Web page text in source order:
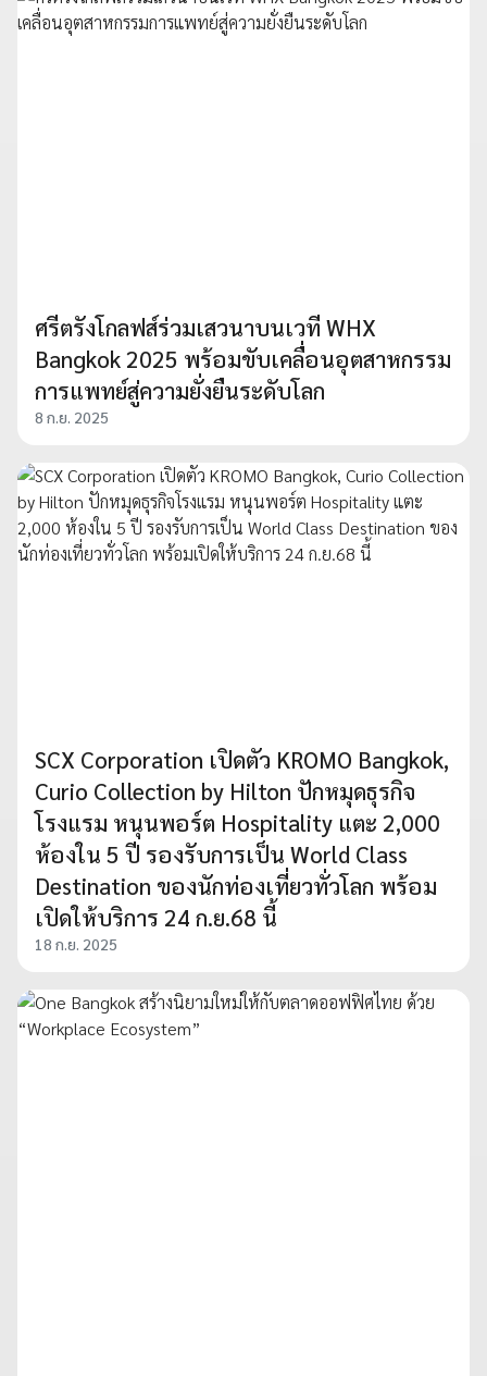
ศรีตรังโกลฟส์ร่วมเสวนาบนเวที WHX
Bangkok 2025 พร้อมขับเคลื่อนอุตสาหกรรม
การแพทย์สู่ความยั่งยืนระดับโลก
8 ก.ย. 2025
SCX Corporation เปิดตัว KROMO Bangkok,
Curio Collection by Hilton ปักหมุดธุรกิจ
โรงแรม หนุนพอร์ต Hospitality แตะ 2,000
ห้องใน 5 ปี รองรับการเป็น World Class
Destination ของนักท่องเที่ยวทั่วโลก พร้อม
เปิดให้บริการ 24 ก.ย.68 นี้
18 ก.ย. 2025